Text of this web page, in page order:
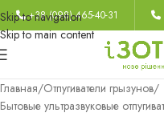
Skip to navigation
Skip to main content
+38 (098) 465-40-31
Главная/Отпугиватели грызунов/
Бытовые ультразвуковые